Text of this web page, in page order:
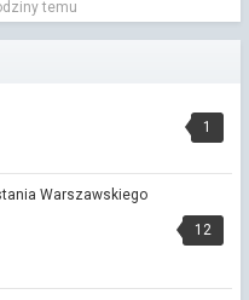
temu
temu
1
12
Warszawskiego